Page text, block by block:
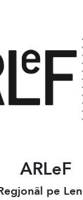
ARLeF
pe